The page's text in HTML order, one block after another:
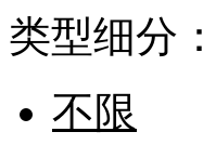
类型细分：
不限